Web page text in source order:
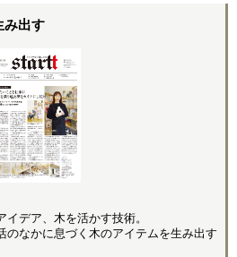
出す
デア、木を活かす技術。
のなかに息づく木のアイテムを生み出す